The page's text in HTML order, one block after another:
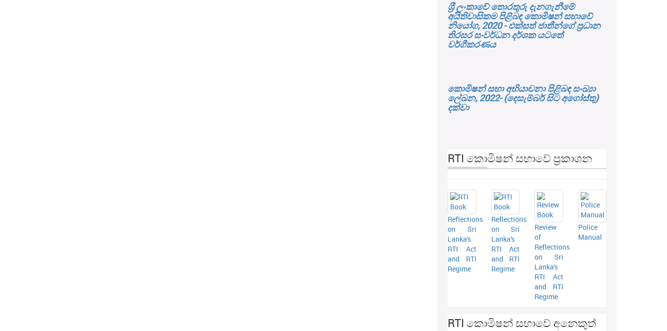
ශ‍්‍රී ලංකාවේ තොරතුරු දැනගැනීමේ
අයිතිවාසිකම පිළිබඳ කොමිෂන් සභාවේ
නියෝග, 2020 - එක්සත් ජාතීන්ගේ ප්‍රධාන
තිරසර සංවර්ධන දර්ශක යටතේ
වර්ගීකරණය
කොමිෂන් සභා අභියාචනා පිළිබඳ සංඛ්‍යා
ලේඛන, 2022- (දෙසැම්බර් සිට අගෝස්තු)
දක්වා
RTI කොමිෂන් සභාවේ ප්‍රකාශන
Reflections
on Sri
Lanka's
RTI Act
and RTI
Regime
Reflections
on Sri
Lanka's
RTI Act
and RTI
Regime
Review
of
Reflections
on Sri
Lanka's
RTI Act
and RTI
Regime
Police
Manual
RTI කොමිෂන් සභාවේ අනෙකුත්